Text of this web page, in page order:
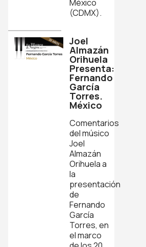
México
(CDMX).
Joel
Almazán
Orihuela
Presenta:
Fernando
García
Torres.
México
Comentarios
del músico
Joel
Almazán
Orihuela a
la
presentación
de
Fernando
García
Torres, en
el marco